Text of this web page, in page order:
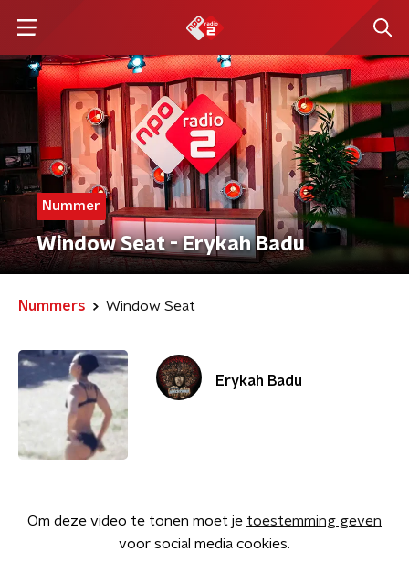
Nummer
Window Seat - Erykah Badu
Nummers Window Seat
Erykah Badu
Om deze video te tonen moet je toestemming geven
voor social media cookies.